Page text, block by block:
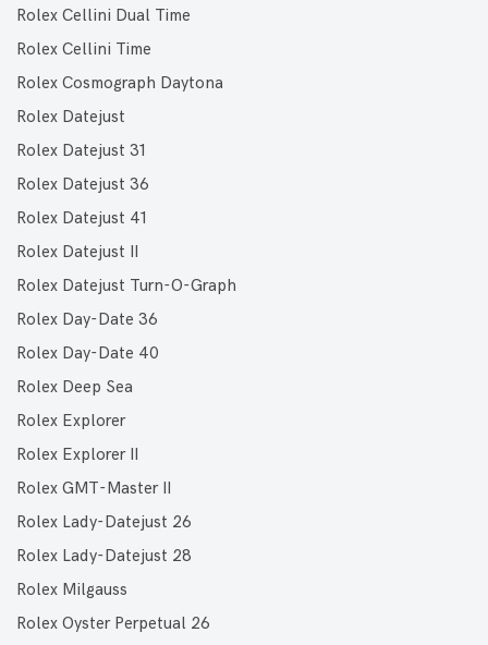
Rolex Cellini Dual Time
Rolex Cellini Time
Rolex Cosmograph Daytona
Rolex Datejust
Rolex Datejust 31
Rolex Datejust 36
Rolex Datejust 41
Rolex Datejust II
Rolex Datejust Turn-O-Graph
Rolex Day-Date 36
Rolex Day-Date 40
Rolex Deep Sea
Rolex Explorer
Rolex Explorer II
Rolex GMT-Master II
Rolex Lady-Datejust 26
Rolex Lady-Datejust 28
Rolex Milgauss
Rolex Oyster Perpetual 26